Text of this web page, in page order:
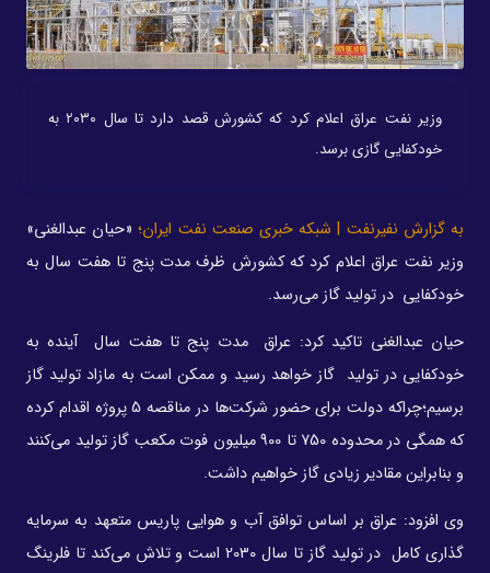
وزیر نفت عراق اعلام کرد که کشورش قصد دارد تا سال ۲۰۳۰ به
خودکفایی گازی برسد.
به گزارش نفیرنفت | شبکه خبری صنعت نفت ایران؛«حیان عبدالغنی»
وزیر نفت عراق اعلام کرد که کشورش ظرف مدت پنج تا هفت سال به
خودکفایی در تولید گاز می‌رسد.
حیان عبدالغنی تاکید کرد: عراق مدت پنج تا هفت سال آینده به
خودکفایی در تولید گاز خواهد رسید و ممکن است به مازاد تولید گاز
برسیم؛چراکه دولت برای حضور شرکت‌ها در مناقصه 5 پروژه اقدام کرده
که همگی در محدوده 750 تا 900 میلیون فوت مکعب گاز تولید می‌کنند
و بنابراین مقادیر زیادی گاز خواهیم داشت.
وی افزود: عراق بر اساس توافق آب و هوایی پاریس متعهد به سرمایه
گذاری کامل در تولید گاز تا سال 2030 است و تلاش می‌کند تا فلرینگ